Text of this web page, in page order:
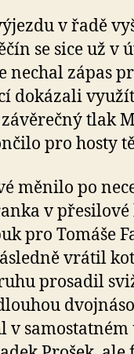
v řadě
se sice už v
nechal zápas
dokázali
závěrečný tlak
pro hosty
měnilo po
v
pro Tomáše
vrátil
prosadil
v